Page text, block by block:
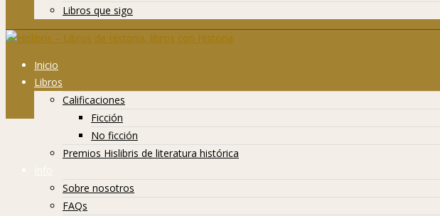
Libros que sigo
Inicio
Libros
Calificaciones
Ficción
No ficción
Premios Hislibris de literatura histórica
Info
Sobre nosotros
FAQs